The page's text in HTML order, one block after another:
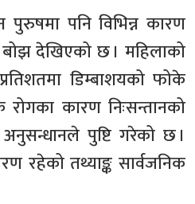
पुरुषमा पनि विभिन्न कारण
देखिएको छ । महिलाको
डिम्बाशयको फोके
रोगका कारण निःसन्तानको
पुष्टि गरेको छ ।
रहेको तथ्याङ्क सार्वजनिक